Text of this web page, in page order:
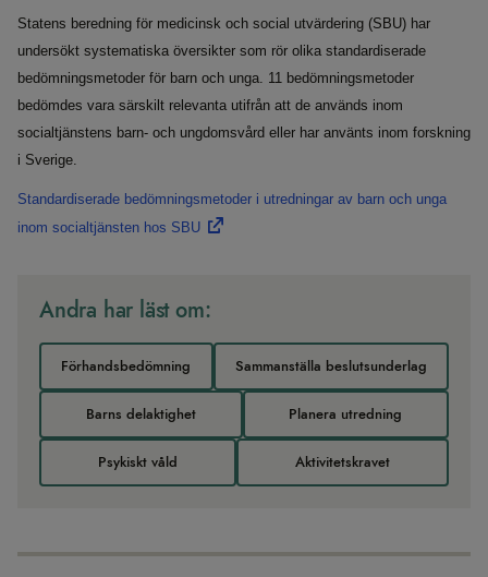
Statens beredning för medicinsk och social utvärdering (SBU) har
undersökt systematiska översikter som rör olika standardiserade
bedömningsmetoder för barn och unga. 11 bedömningsmetoder
bedömdes vara särskilt relevanta utifrån att de används inom
socialtjänstens barn- och ungdomsvård eller har använts inom forskning
i Sverige.
Standardiserade bedömningsmetoder i utredningar av barn och unga
inom socialtjänsten hos SBU
Andra har läst om:
Förhandsbedömning Sammanställa beslutsunderlag
Barns delaktighet Planera utredning
Psykiskt våld Aktivitetskravet